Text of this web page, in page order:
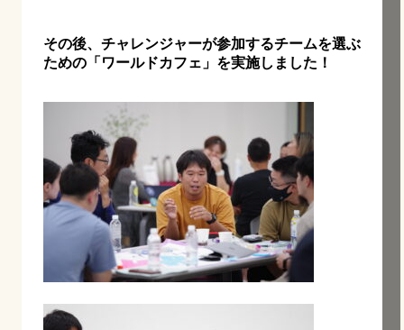
その後、チャレンジャーが参加するチームを選ぶ
ための「ワールドカフェ」を実施しました！